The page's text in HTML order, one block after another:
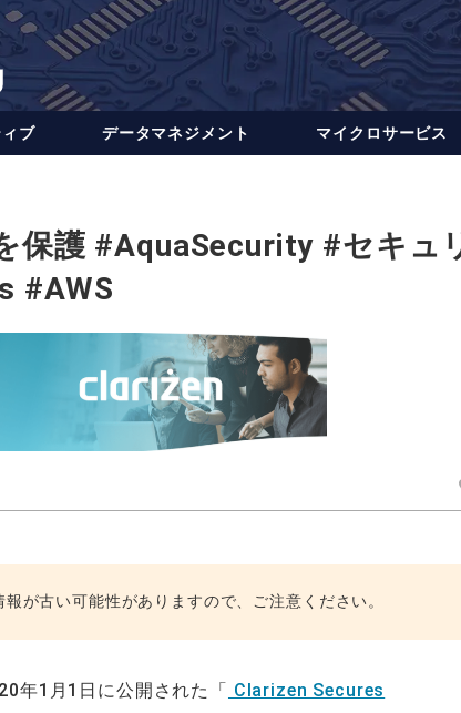
ブ データ​​マネジメント マイクロサービス
保護 #AquaSecurity #セキュ
#AWS
が古い可能性がありますので、ご注意ください。
年1月1日に公開された「 Clarizen Secures